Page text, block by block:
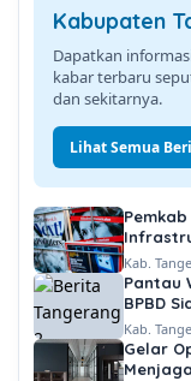
Kabupaten
Dapatkan
kabar terbaru
dan sekitarnya.
Lihat Semua
Kab.
Pantau
BPBD
Kab.
Gelar